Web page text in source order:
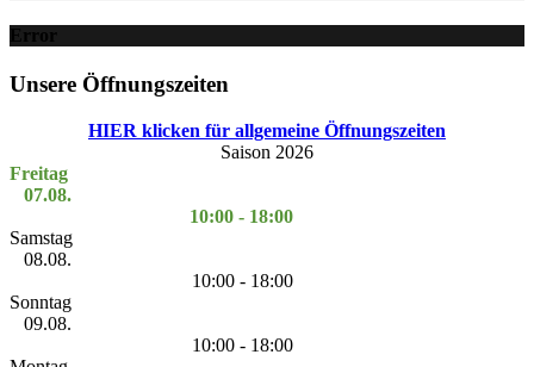
Error
Unsere Öffnungszeiten
HIER klicken für allgemeine Öffnungszeiten
Saison 2026
Freitag
07.08.
10:00 - 18:00
Samstag
08.08.
10:00 - 18:00
Sonntag
09.08.
10:00 - 18:00